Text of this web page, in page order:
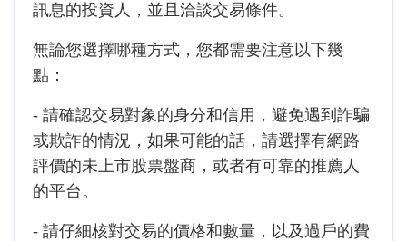
訊息的投資人，並且洽談交易條件。
無論您選擇哪種方式，您都需要注意以下幾
點：
- 請確認交易對象的身分和信用，避免遇到詐騙
或欺詐的情況，如果可能的話，請選擇有網路
評價的未上市股票盤商，或者有可靠的推薦人
的平台。
- 請仔細核對交易的價格和數量，以及過戶的費